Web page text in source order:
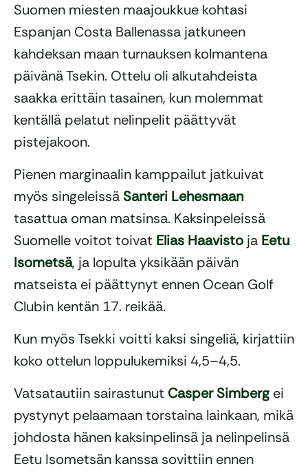
Suomen miesten maajoukkue kohtasi
Espanjan Costa Ballenassa jatkuneen
kahdeksan maan turnauksen kolmantena
päivänä Tsekin. Ottelu oli alkutahdeista
saakka erittäin tasainen, kun molemmat
kentällä pelatut nelinpelit päättyvät
pistejakoon.
Pienen marginaalin kamppailut jatkuivat
myös singeleissä Santeri Lehesmaan
tasattua oman matsinsa. Kaksinpeleissä
Suomelle voitot toivat Elias Haavisto ja Eetu
Isometsä, ja lopulta yksikään päivän
matseista ei päättynyt ennen Ocean Golf
Clubin kentän 17. reikää.
Kun myös Tsekki voitti kaksi singeliä, kirjattiin
koko ottelun loppulukemiksi 4,5–4,5.
Vatsatautiin sairastunut Casper Simberg ei
pystynyt pelaamaan torstaina lainkaan, mikä
johdosta hänen kaksinpelinsä ja nelinpelinsä
Eetu Isometsän kanssa sovittiin ennen